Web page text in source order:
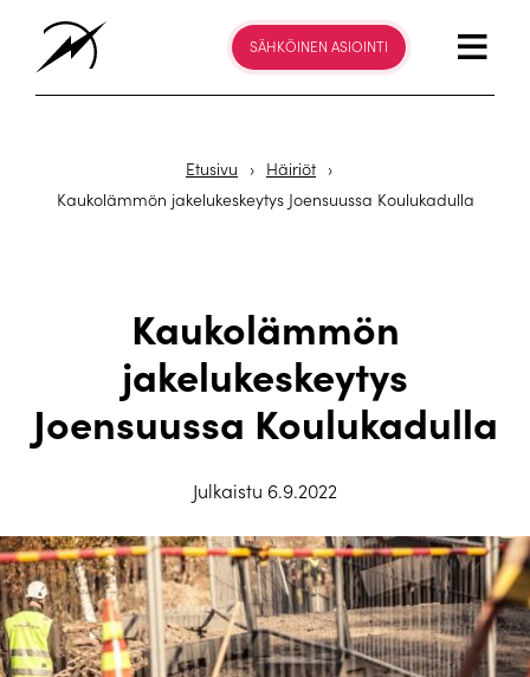
SÄHKÖINEN ASIOINTI
Etusivu › Häiriöt ›
Kaukolämmön jakelukeskeytys Joensuussa Koulukadulla
Kaukolämmön
jakelukeskeytys
Joensuussa Koulukadulla
Julkaistu 6.9.2022